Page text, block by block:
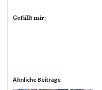
Gefällt mir:
Ähnliche Beiträge